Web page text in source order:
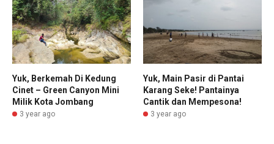
Yuk, Berkemah Di Kedung
Cinet – Green Canyon Mini
Milik Kota Jombang
3 year ago
Yuk, Main Pasir di Pantai
Karang Seke! Pantainya
Cantik dan Mempesona!
3 year ago